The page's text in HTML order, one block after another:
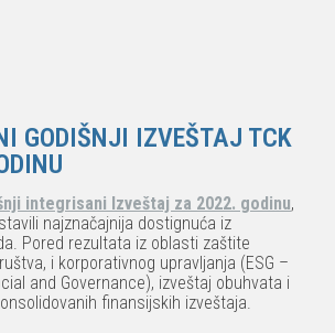
GODIŠNJI IZVEŠTAJ TCK
integrisani Izveštaj za 2022. godinu,
najznačajnija dostignuća iz
Pored rezultata iz oblasti zaštite
i korporativnog upravljanja (ESG –
and Governance), izveštaj obuhvata i
finansijskih izveštaja.